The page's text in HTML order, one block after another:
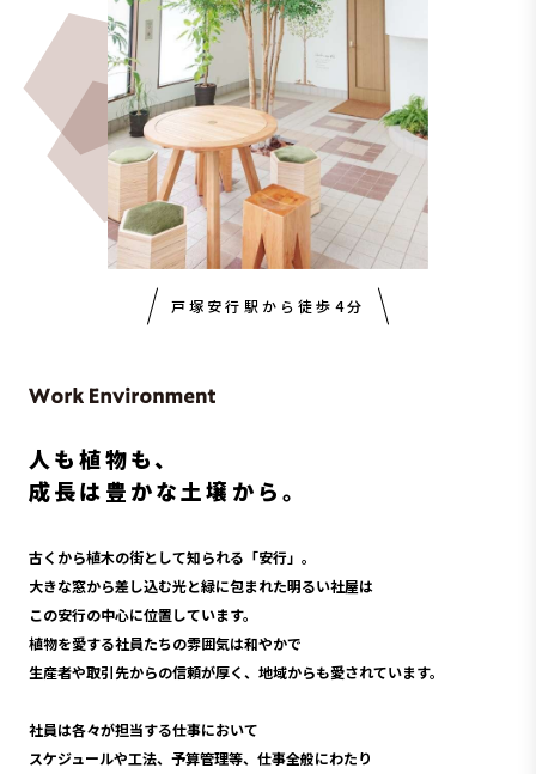
戸塚安行駅から徒歩4分
人も植物も、
成長は豊かな土壌から。
古くから植木の街として知られる「安行」。
大きな窓から差し込む光と緑に包まれた明るい社屋は
この安行の中心に位置しています。
植物を愛する社員たちの雰囲気は和やかで
生産者や取引先からの信頼が厚く、地域からも愛されています。
社員は各々が担当する仕事において
スケジュールや工法、予算管理等、仕事全般にわたり